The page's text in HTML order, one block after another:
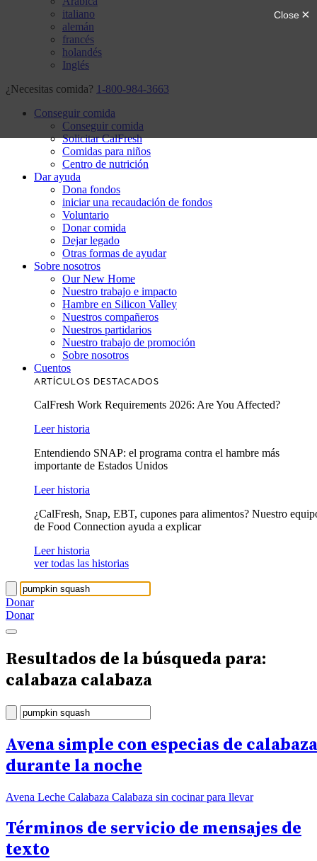
italiano
alemán
francés
holandés
Inglés
¿Necesitas comida? 1-800-984-3663
Conseguir comida
Conseguir comida
Solicitar CalFresh
Comidas para niños
Centro de nutrición
Dar ayuda
Dona fondos
iniciar una recaudación de fondos
Voluntario
Donar comida
Dejar legado
Otras formas de ayudar
Sobre nosotros
Our New Home
Nuestro trabajo e impacto
Hambre en Silicon Valley
Nuestros compañeros
Nuestros partidarios
Nuestro trabajo de promoción
Sobre nosotros
Cuentos
ARTÍCULOS DESTACADOS
CalFresh Work Requirements 2026: Are You Affected?
Leer historia
Entendiendo SNAP: el programa contra el hambre más
importante de Estados Unidos
Leer historia
¿CalFresh, Snap, EBT, cupones para alimentos? Nuestro
de Food Connection ayuda a explicar
Leer historia
ver todas las historias
Donar
Donar
Resultados de la búsqueda para:
calabaza calabaza
Avena simple con especias de calabaza
durante la noche
Avena Leche Calabaza Calabaza sin cocinar para llevar
Términos de servicio de mensajes de
texto